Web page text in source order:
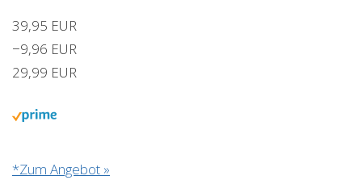
39,95 EUR
−9,96 EUR
29,99 EUR
*Zum Angebot »